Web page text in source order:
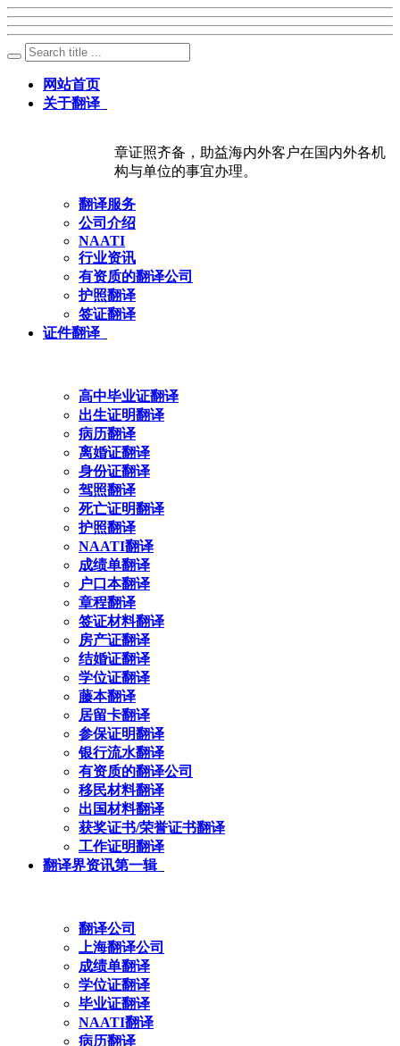
网站首页
关于翻译
章证照齐备，助益海内外客户在国内外各机
构与单位的事宜办理。
翻译服务
公司介绍
NAATI
行业资讯
有资质的翻译公司
护照翻译
签证翻译
证件翻译
高中毕业证翻译
出生证明翻译
病历翻译
离婚证翻译
身份证翻译
驾照翻译
死亡证明翻译
护照翻译
NAATI翻译
成绩单翻译
户口本翻译
章程翻译
签证材料翻译
房产证翻译
结婚证翻译
学位证翻译
藤本翻译
居留卡翻译
参保证明翻译
银行流水翻译
有资质的翻译公司
移民材料翻译
出国材料翻译
获奖证书/荣誉证书翻译
工作证明翻译
翻译界资讯第一辑
翻译公司
上海翻译公司
成绩单翻译
学位证翻译
毕业证翻译
NAATI翻译
病历翻译